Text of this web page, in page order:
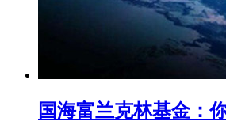
国海富兰克林基金：